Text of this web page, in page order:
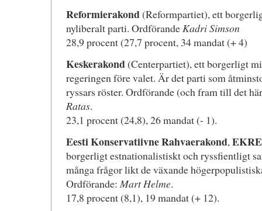
Reformierakond(Reformpartiet), ett
nyliberalt parti. OrdförandeKadri Simson
28,9 procent (27,7 procent, 34 mandat (+ 4)
Keskerakond(Centerpartiet), ett borgerligt
regeringen före valet. Är det parti som
ryssars röster. Ordförande (och fram till det
Ratas.
23,1 procent (24,8), 26 mandat (- 1).
Eesti Konservatiivne Rahvaerakond,EKRE
borgerligt estnationalistiskt och ryssfientligt
många frågor likt de växande
Ordförande: Mart Helme.
17,8 procent (8,1), 19 mandat (+ 12).